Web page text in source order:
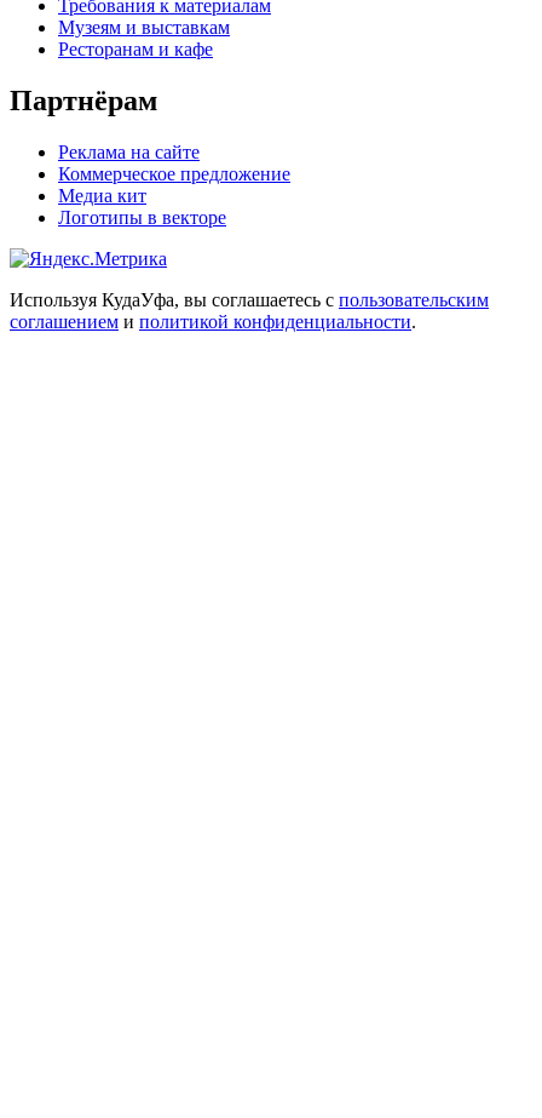
Требования к материалам
Музеям и выставкам
Ресторанам и кафе
Партнёрам
Реклама на сайте
Коммерческое предложение
Медиа кит
Логотипы в векторе
Используя КудаУфа, вы соглашаетесь с пользовательским
соглашением и политикой конфиденциальности.